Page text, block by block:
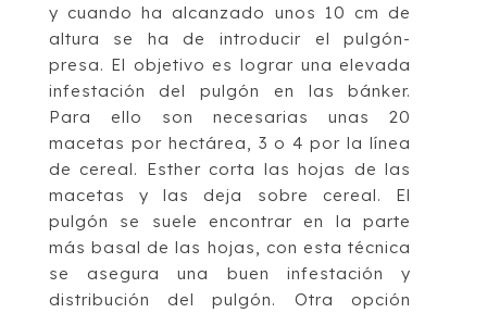
y cuando ha alcanzado unos 10 cm de
altura se ha de introducir el pulgón-
presa. El objetivo es lograr una elevada
infestación del pulgón en las bánker.
Para ello son necesarias unas 20
macetas por hectárea, 3 o 4 por la línea
de cereal. Esther corta las hojas de las
macetas y las deja sobre cereal. El
pulgón se suele encontrar en la parte
más basal de las hojas, con esta técnica
se asegura una buen infestación y
distribución del pulgón. Otra opción